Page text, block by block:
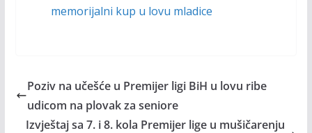
memorijalni kup u lovu mladice
Poziv na učešće u Premijer ligi BiH u lovu ribe
udicom na plovak za seniore
Izvještaj sa 7. i 8. kola Premijer lige u mušičarenju